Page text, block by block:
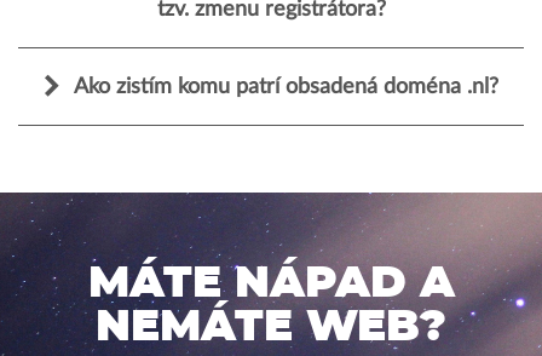
tzv. zmenu registrátora?
Ako zistím komu patrí obsadená doména .nl?
MÁTE NÁPAD A
NEMÁTE WEB?